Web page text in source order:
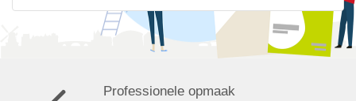
Professionele opmaak